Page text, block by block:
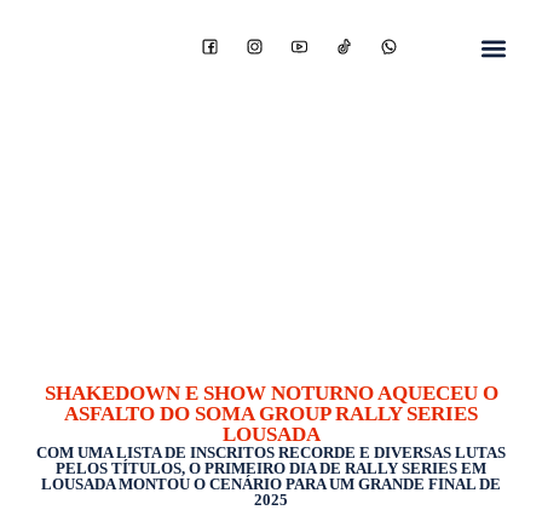
SHAKEDOWN E SHOW NOTURNO AQUECEU O
ASFALTO DO SOMA GROUP RALLY SERIES
LOUSADA
COM UMA LISTA DE INSCRITOS RECORDE E DIVERSAS LUTAS
PELOS TÍTULOS, O PRIMEIRO DIA DE RALLY SERIES EM
LOUSADA MONTOU O CENÁRIO PARA UM GRANDE FINAL DE
2025